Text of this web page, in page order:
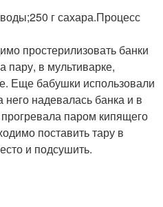
г сахара.Процесс
простерилизовать банки
пару, в мультиварке,
Еще бабушки использовали
него надевалась банка и в
паром кипящего
поставить тару в
и подсушить.